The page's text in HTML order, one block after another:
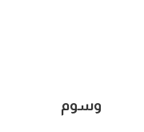
وسوم